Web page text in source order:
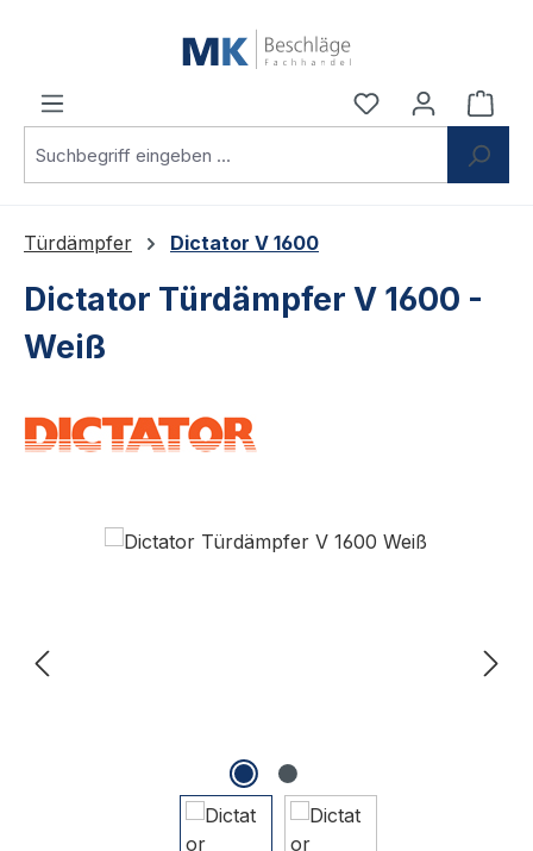
Du hast 0
Türdämpfer Dictator V 1600
Dictator Türdämpfer V 1600 -
Weiß